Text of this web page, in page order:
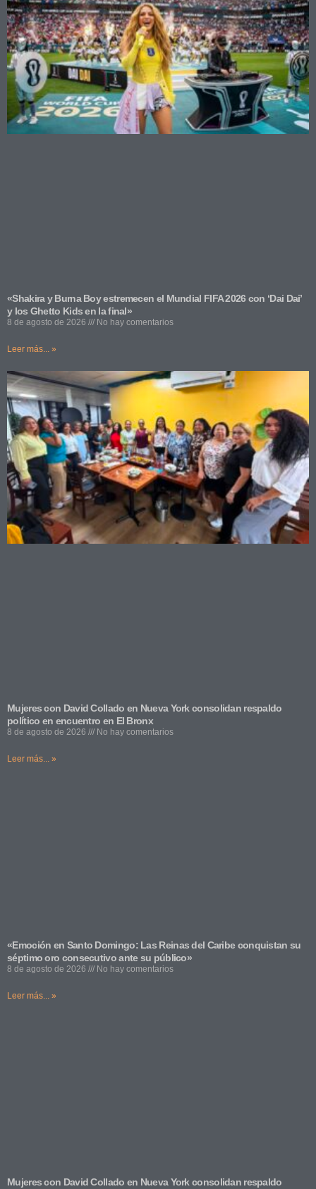
«Shakira y Burna Boy estremecen el Mundial FIFA 2026 con ‘Dai Dai’
y los Ghetto Kids en la final»
8 de agosto de 2026 No hay comentarios
Leer más... »
Mujeres con David Collado en Nueva York consolidan respaldo
político en encuentro en El Bronx
8 de agosto de 2026 No hay comentarios
Leer más... »
«Emoción en Santo Domingo: Las Reinas del Caribe conquistan su
séptimo oro consecutivo ante su público»
8 de agosto de 2026 No hay comentarios
Leer más... »
Mujeres con David Collado en Nueva York consolidan respaldo